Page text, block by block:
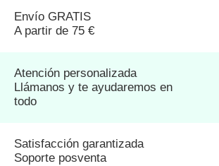
Envío GRATIS
A partir de 75 €
Atención personalizada
Llámanos y te ayudaremos en
todo
Satisfacción garantizada
Soporte posventa